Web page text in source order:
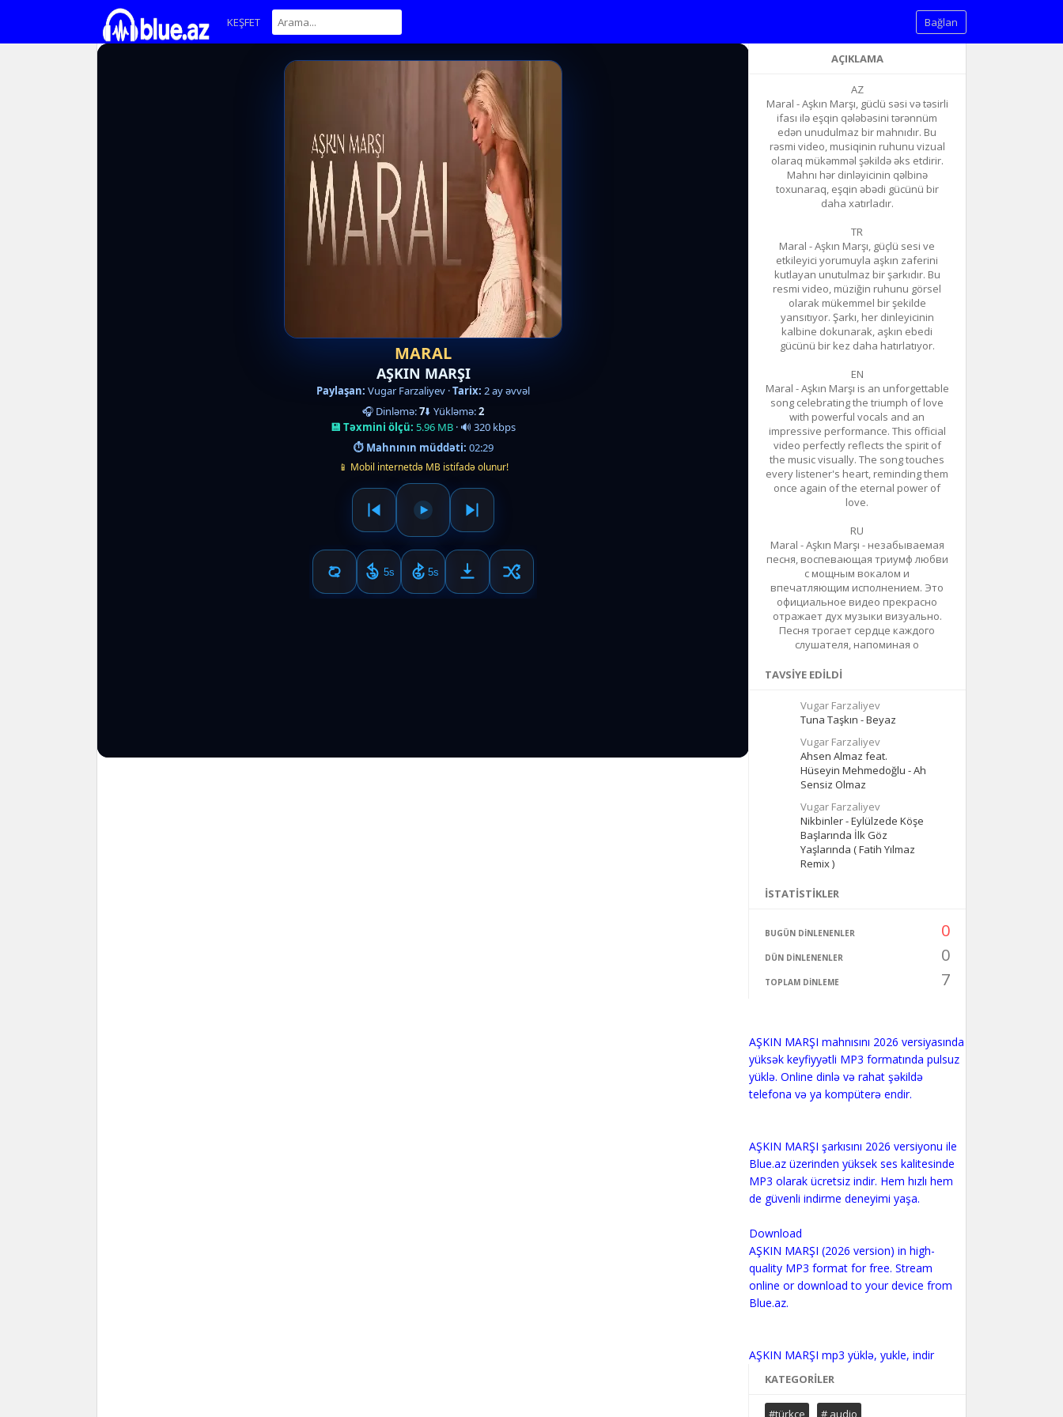
KEŞFET Bağlan
AÇIKLAMA
AZ
Maral - Aşkın Marşı, güclü səsi və təsirli
ifası ilə eşqin qələbəsini tərənnüm
edən unudulmaz bir mahnıdır. Bu
rəsmi video, musiqinin ruhunu vizual
olaraq mükəmməl şəkildə əks etdirir.
Mahnı hər dinləyicinin qəlbinə
toxunaraq, eşqin əbədi gücünü bir
daha xatırladır.
TR
Maral - Aşkın Marşı, güçlü sesi ve
etkileyici yorumuyla aşkın zaferini
kutlayan unutulmaz bir şarkıdır. Bu
resmi video, müziğin ruhunu görsel
olarak mükemmel bir şekilde
yansıtıyor. Şarkı, her dinleyicinin
kalbine dokunarak, aşkın ebedi
gücünü bir kez daha hatırlatıyor.
EN
Maral - Aşkın Marşı is an unforgettable
song celebrating the triumph of love
with powerful vocals and an
impressive performance. This official
video perfectly reflects the spirit of
the music visually. The song touches
every listener's heart, reminding them
once again of the eternal power of
love.
RU
Maral - Aşkın Marşı - незабываемая
песня, воспевающая триумф любви
с мощным вокалом и
впечатляющим исполнением. Это
официальное видео прекрасно
отражает дух музыки визуально.
Песня трогает сердце каждого
слушателя, напоминая о
TAVSIYE EDILDI
Vugar Farzaliyev
Tuna Taşkın - Beyaz
Vugar Farzaliyev
Ahsen Almaz feat.
Hüseyin Mehmedoğlu - Ah
Sensiz Olmaz
Vugar Farzaliyev
Nikbinler - Eylülzede Köşe
Başlarında İlk Göz
Yaşlarında ( Fatih Yılmaz
Remix )
İSTATISTIKLER
BUGÜN DINLENENLER 0
DÜN DINLENENLER 0
TOPLAM DINLEME 7
AŞKIN MARŞI mahnısını 2026 versiyasında
yüksək keyfiyyətli MP3 formatında pulsuz
yüklə. Online dinlə və rahat şəkildə
telefona və ya kompüterə endir.
AŞKIN MARŞI şarkısını 2026 versiyonu ile
Blue.az üzerinden yüksek ses kalitesinde
MP3 olarak ücretsiz indir. Hem hızlı hem
de güvenli indirme deneyimi yaşa.
Download
AŞKIN MARŞI (2026 version) in high-
quality MP3 format for free. Stream
online or download to your device from
Blue.az.
AŞKIN MARŞI mp3 yüklə, yukle, indir
KATEGORILER
#türkçe # audio